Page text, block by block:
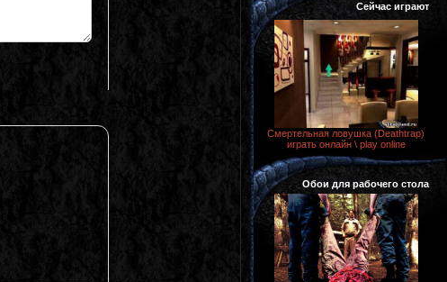
Сейчас играют
Смертельная ловушка (Deathtrap)
играть онлайн \ play online
Обои для рабочего стола